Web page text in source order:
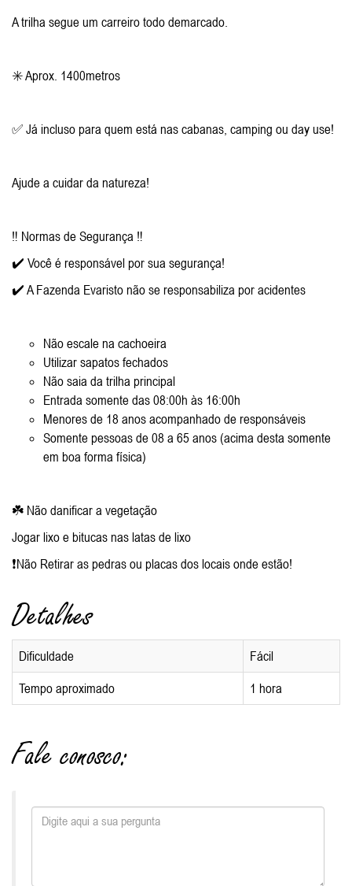
A trilha segue um carreiro todo demarcado.
✳️ Aprox. 1400metros
✅ Já incluso para quem está nas cabanas, camping ou day use!
Ajude a cuidar da natureza!
‼️ Normas de Segurança ‼️
✔️ Você é responsável por sua segurança!
✔️ A Fazenda Evaristo não se responsabiliza por acidentes
Não escale na cachoeira
Utilizar sapatos fechados
Não saia da trilha principal
Entrada somente das 08:00h às 16:00h
Menores de 18 anos acompanhado de responsáveis
Somente pessoas de 08 a 65 anos (acima desta somente
em boa forma física)
☘️ Não danificar a vegetação
Jogar lixo e bitucas nas latas de lixo
❗Não Retirar as pedras ou placas dos locais onde estão!
Detalhes
Dificuldade Fácil
Tempo aproximado 1 hora
Fale conosco: